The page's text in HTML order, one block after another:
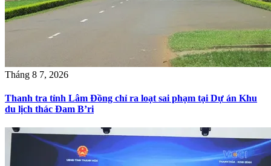
Tháng 8 7, 2026
Thanh tra tỉnh Lâm Đồng chỉ ra loạt sai phạm tại Dự án Khu
du lịch thác Đam B’ri